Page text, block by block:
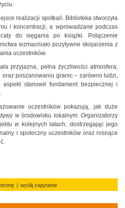
realizacji spotkań. Biblioteka stworzyła
i koncentracji, a wprowadzane podczas
do sięgania po książki. Połączenie
wzmacniało pozytywne skojarzenia z
uczestników.
przyjazna, pełna życzliwości atmosfera,
poszanowaniu granic – zarówno ludzi,
stanowił fundament bezpiecznej i
uczestników pokazują, jak duże
w środowisku lokalnym. Organizatorzy
w kolejnych latach, dostrzegając jego
i społeczny uczestników oraz rosnące
| wyślij zapytanie